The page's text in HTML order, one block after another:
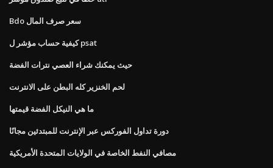
Bdo سعر صرف المال
كيفية حساب مؤشر ل psat
حيث يمكنك شراء العصي نترات الفضة
لحم الخنزير كله البطن على الانترنت
ما هي النيكل الفضة قيمتها
دورة تداول الفوركس عبر الإنترنت للمبتدئين مجانًا
مصافي النفط الخاصة في الولايات المتحدة الأمريكية